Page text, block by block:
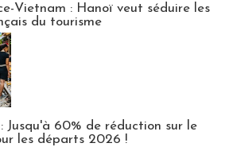
Vietnam : Hanoï veut séduire les
du tourisme
Jusqu'à 60% de réduction sur le
les départs 2026 !